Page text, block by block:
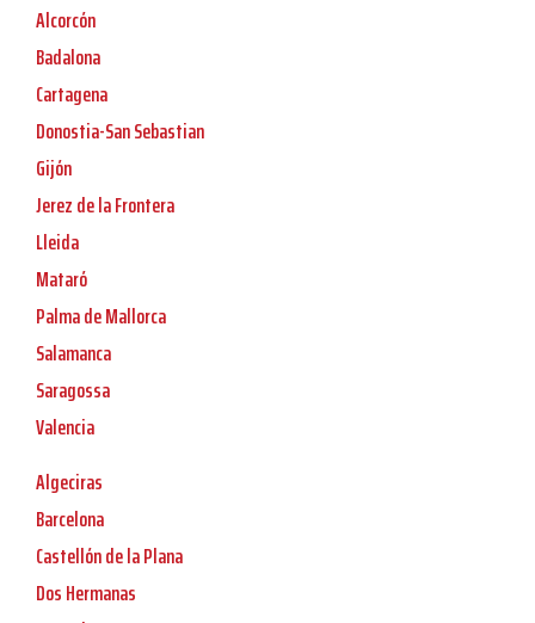
Alcorcón
Badalona
Cartagena
Donostia-San Sebastian
Gijón
Jerez de la Frontera
Lleida
Mataró
Palma de Mallorca
Salamanca
Saragossa
Valencia
Algeciras
Barcelona
Castellón de la Plana
Dos Hermanas